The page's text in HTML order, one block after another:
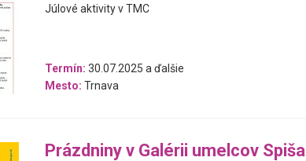
Júlové aktivity v TMC
Termín: 30.07.2025 a ďalšie
Mesto: Trnava
Prázdniny v Galérii umelcov Spiša